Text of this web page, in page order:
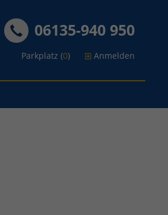
06135-940 950
Parkplatz (0) Anmelden